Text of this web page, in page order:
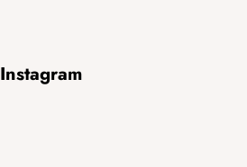
Instagram